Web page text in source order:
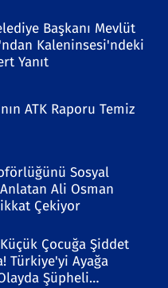
Başkanı Mevlüt
Kaleninsesi'ndeki
Yanıt
ATK Raporu Temiz
Sosyal
Ali Osman
Çekiyor
Çocuğa Şiddet
Türkiye'yi Ayağa
Şüpheli